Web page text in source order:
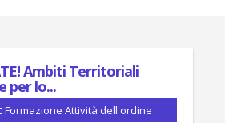
Ambiti Territoriali
per lo...
Formazione Attività dell'ordine